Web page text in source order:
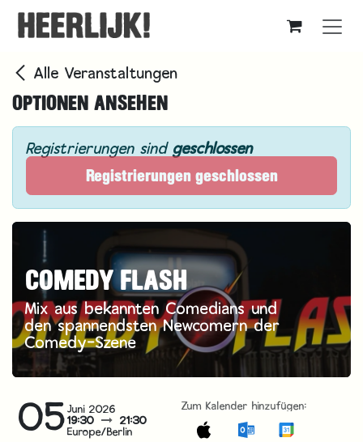
Zum Inhalt springen
Alle Veranstaltungen
OPTIONEN ANSEHEN
Registrierungen sind geschlossen
Registrierungen geschlossen
COMEDY FLASH
Mix aus bekannten Comedians und
den spannendsten Newcomern der
Comedy-Szene
05Juni 2026
19:30 21:30
Europe/Berlin
Zum Kalender hinzufügen: